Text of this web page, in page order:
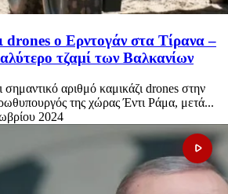
ο Ερντογάν στα Τίρανα –
τζαμί των Βαλκανίων
αριθμό καμικάζι drones στην
της χώρας Έντι Ράμα, μετά...
2024